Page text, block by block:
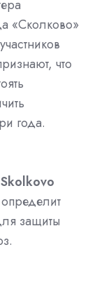
«Сколково»
что
года.
Skolkovo
защиты